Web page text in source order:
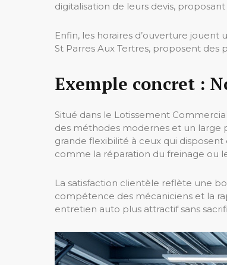
digitalisation de leurs devis,
Enfin, les horaires d’ouverture
St Parres Aux Tertres, proposent des
Exemple concret :
Situé dans le Lotissement
des méthodes modernes et un large
grande flexibilité à ceux qui
comme la réparation du freinage ou
La satisfaction clientèle reflète une
compétence des mécaniciens et la
entretien auto plus attractif sans